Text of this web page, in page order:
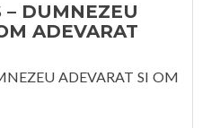
– DUMNEZEU
ADEVARAT
ADEVARAT SI OM